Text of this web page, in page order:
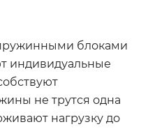
блоками
индивидуальные
не трутся одна
нагрузку до